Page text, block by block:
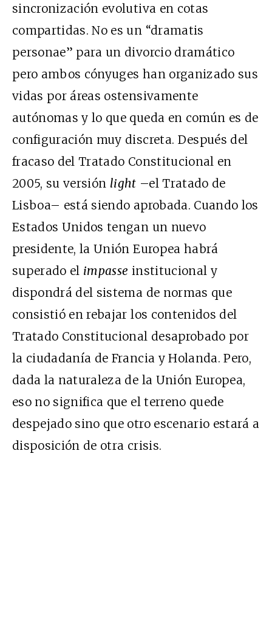
sincronización evolutiva en cotas
compartidas. No es un “dramatis
personae” para un divorcio dramático
pero ambos cónyuges han organizado sus
vidas por áreas ostensivamente
autónomas y lo que queda en común es de
configuración muy discreta. Después del
fracaso del Tratado Constitucional en
2005, su versión light –el Tratado de
Lisboa– está siendo aprobada. Cuando los
Estados Unidos tengan un nuevo
presidente, la Unión Europea habrá
superado el impasse institucional y
dispondrá del sistema de normas que
consistió en rebajar los contenidos del
Tratado Constitucional desaprobado por
la ciudadanía de Francia y Holanda. Pero,
dada la naturaleza de la Unión Europea,
eso no significa que el terreno quede
despejado sino que otro escenario estará a
disposición de otra crisis.